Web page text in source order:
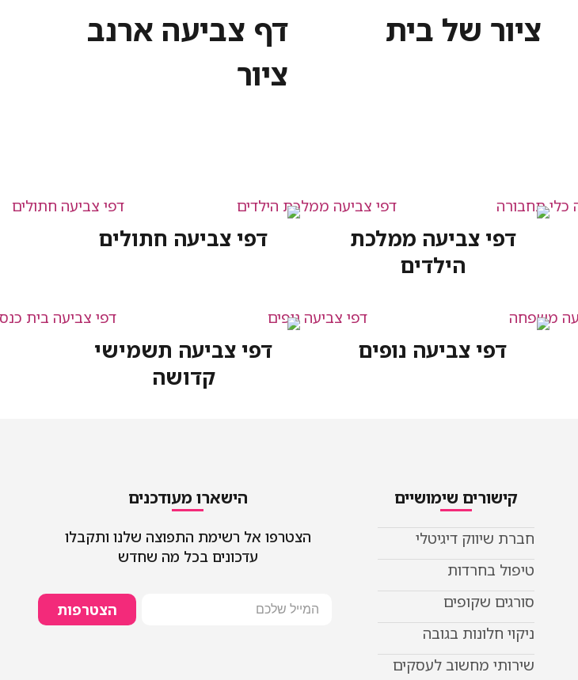
ציור של בית
דף צביעה ארנב
ציור
דפי צביעה ממלכת
הילדים
דפי צביעה חתולים
דפי צביעה נופים
דפי צביעה תשמישי
קדושה
קישורים שימושיים
חברת שיווק דיגיטלי
טיפול בחרדות
סורגים שקופים
ניקוי חלונות בגובה
שירותי מחשוב לעסקים
הישארו מעודכנים
הצטרפו אל רשימת התפוצה שלנו ותקבלו
עדכונים בכל מה שחדש
הצטרפות